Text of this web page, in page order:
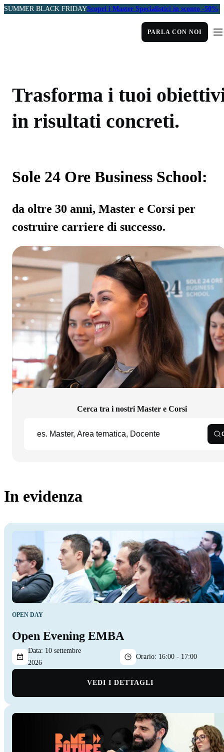
SUMMER BLACK FRIDAYScopri i Master Specialistici in sconto -50%
PARLA CON NOI
Trasforma i tuoi
in risultati concreti.
Sole 24 Ore Business School:
da oltre 30 anni, Master e Corsi per
costruire carriere di successo.
Cerca tra i nostri Master e Corsi
In evidenza
OPEN DAY
Open Evening EMBA
Data: 10 settembre
2026
Orario: 16:00 - 17:00
VEDI I DETTAGLI